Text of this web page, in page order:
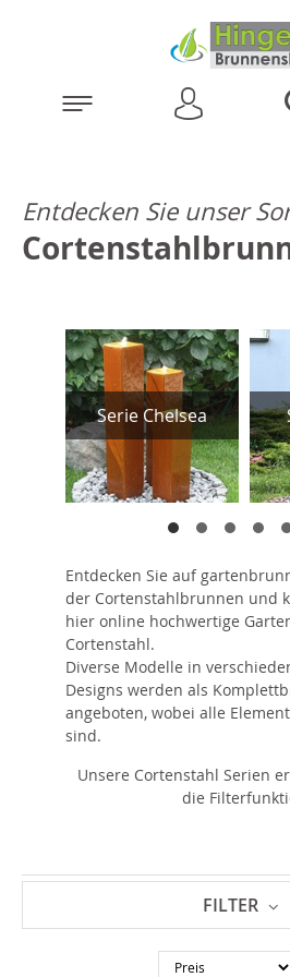
Entdecken Sie unser
Serie Chelsea
Entdecken Sie auf
der Cortenstahlbrunnen und
hier online hochwertige
Cortenstahl.
Diverse Modelle in
Designs werden als
angeboten, wobei alle
sind.
Unsere Cortenstahl Serien
die
FILTER